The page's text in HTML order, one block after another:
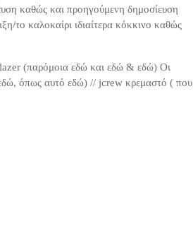
καθώς και προηγούμενη δημοσίευση
το καλοκαίρι ιδιαίτερα κόκκινο καθώς
(παρόμοια εδώ και εδώ & εδώ) Οι
όπως αυτό εδώ) // jcrew κρεμαστό ( που